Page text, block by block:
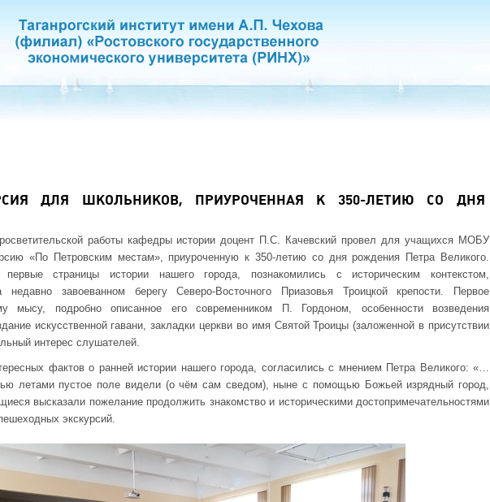
ДЛЯ ШКОЛЬНИКОВ, ПРИУРОЧЕННАЯ К 350-ЛЕТИЮ СО ДНЯ
работы кафедры истории доцент П.С. Качевский провел для учащихся МОБУ
«По Петровским местам», приуроченную к 350-летию со дня рождения Петра Великого.
страницы истории нашего города, познакомились с историческим контекстом,
завоеванном берегу Северо-Восточного Приазовья Троицкой крепости. Первое
мысу, подробно описанное его современником П. Гордоном, особенности возведения
искусственной гавани, закладки церкви во имя Святой Троицы (заложенной в присутствии
интерес слушателей.
фактов о ранней истории нашего города, согласились с мнением Петра Великого: «…
летами пустое поле видели (о чём сам сведом), ныне с помощью Божьей изрядный город,
высказали пожелание продолжить знакомство и историческими достопримечательностями
экскурсий.